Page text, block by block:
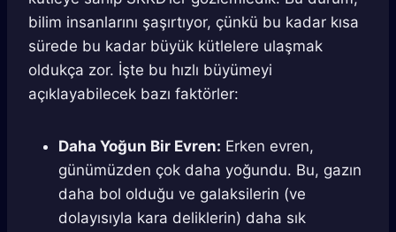
bilim insanlarını şaşırtıyor, çünkü bu kadar kısa
sürede bu kadar büyük kütlelere ulaşmak
oldukça zor. İşte bu hızlı büyümeyi
açıklayabilecek bazı faktörler:
Daha Yoğun Bir Evren: Erken evren,
günümüzden çok daha yoğundu. Bu, gazın
daha bol olduğu ve galaksilerin (ve
dolayısıyla kara deliklerin) daha sık